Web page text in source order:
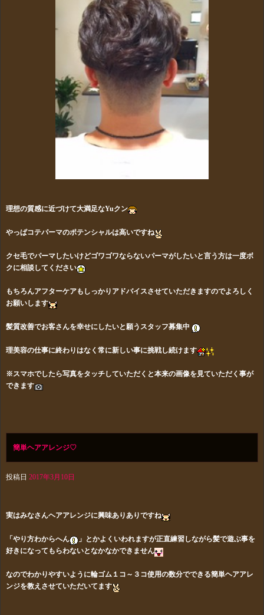
理想の質感に近づけて大満足なYuクン
やっぱコテパーマのポテンシャルは高いですね
クセ毛でパーマしたいけどゴワゴワならないパーマがしたいと言う方は一度ボ
クに相談してください
もちろんアフターケアもしっかりアドバイスさせていただきますのでよろしく
お願いします
髪質改善でお客さんを幸せにしたいと願うスタッフ募集中
理美容の仕事に終わりはなく常に新しい事に挑戦し続けます
※スマホでしたら写真をタッチしていただくと本来の画像を見ていただく事が
できます
簡単ヘアアレンジ♡
投稿日 2017年3月10日
実はみなさんヘアアレンジに興味ありありですね
「やり方わからへん
」とかよくいわれますが正直練習しながら髪で遊ぶ事を
好きになってもらわないとなかなかできません
なのでわかりやすいように輪ゴム１コ～３コ使用の数分でできる簡単ヘアアレ
ンジを教えさせていただいてます